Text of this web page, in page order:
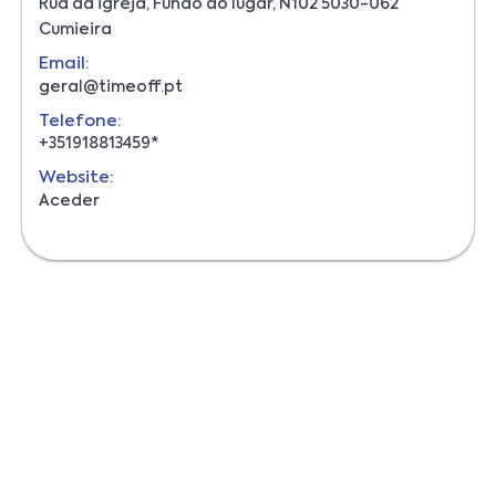
Rua da igreja, Fundo do lugar, N102 5030-062
Cumieira
Email:
geral@timeoff.pt
Telefone:
+351918813459*
Website:
Aceder